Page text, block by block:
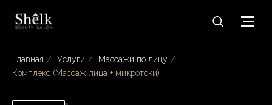
Главная / Услуги / Массажи по лицу /
Комплекс (Массаж лица + микротоки)